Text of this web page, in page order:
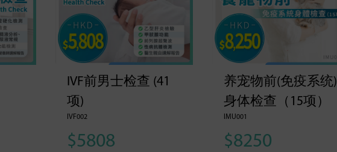
IVF前男士检查 (41
项)
IVF002
$5808
养宠物前(免疫系统)
身体检查（15项）
IMU001
$8250